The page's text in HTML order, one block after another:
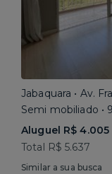
Jabaquara • Av.
Semi mobiliado •
Aluguel R$ 4.005
Total R$ 5.637
Similar a sua busca